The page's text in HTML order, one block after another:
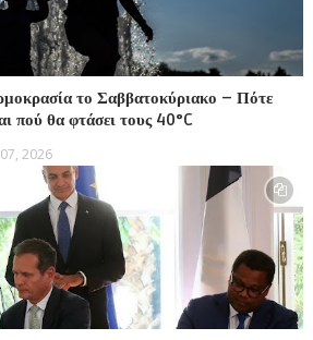
το Σαββατοκύριακο – Πότε
πού θα φτάσει τους 40°C
2026